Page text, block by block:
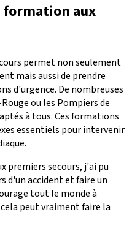
formation aux
permet non seulement
mais aussi de prendre
d'urgence. De nombreuses
ou les Pompiers de
à tous. Ces formations
essentiels pour intervenir
premiers secours, j'ai pu
d'un accident et faire un
tout le monde à
peut vraiment faire la